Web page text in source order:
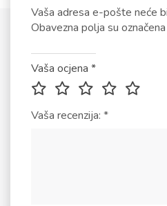
Vaša adresa e-pošte neće
Obavezna polja su
Vaša ocjena *
Vaša recenzija: *